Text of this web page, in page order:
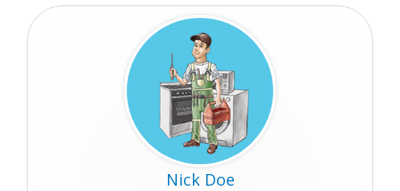
Nick Doe